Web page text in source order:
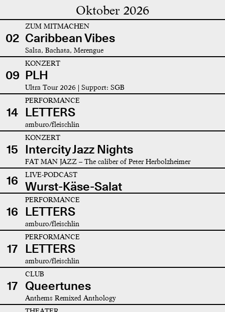
Oktober 2026
02
ZUM MITMACHEN
Caribbean Vibes
Salsa, Bachata, Merengue
09
KONZERT
PLH
Ultra Tour 2026 | Support: SGB
14
PERFORMANCE
LETTERS
amburo/fleischlin
15
KONZERT
Intercity Jazz Nights
FAT MAN JAZZ – The caliber of Peter Herbolzheimer
16 LIVE-PODCAST
Wurst-Käse-Salat
16
PERFORMANCE
LETTERS
amburo/fleischlin
17
PERFORMANCE
LETTERS
amburo/fleischlin
17
CLUB
Queertunes
Anthems Remixed Anthology